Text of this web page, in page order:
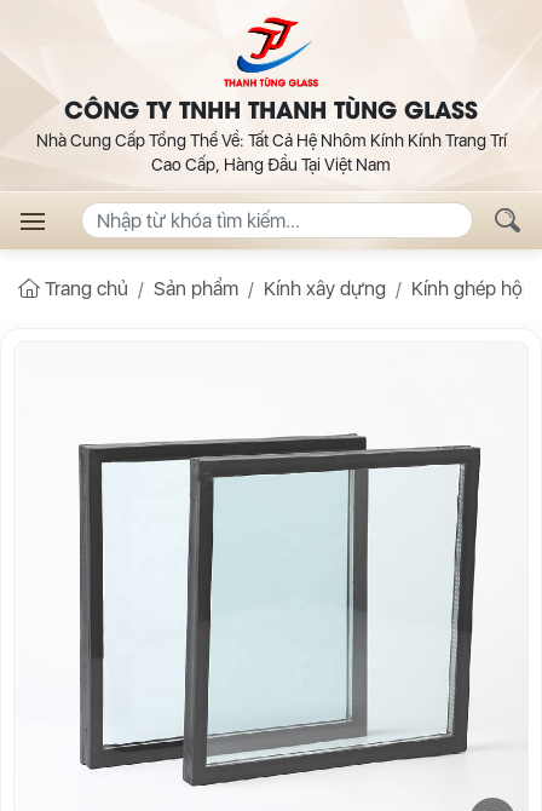
CÔNG TY TNHH THANH TÙNG GLASS
Nhà Cung Cấp Tổng Thể Về: Tất Cả Hệ Nhôm Kính Kính Trang Trí
Cao Cấp, Hàng Đầu Tại Việt Nam
Trang chủ Sản phẩm Kính xây dựng Kính ghép hộp